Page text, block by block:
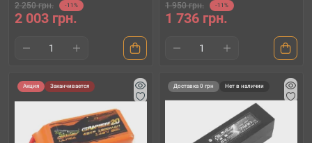
2 250 грн. -11%
2 003 грн.
1 950 грн. -11%
1 736 грн.
Акция Заканчивается Доставка 0 грн Нет в наличии